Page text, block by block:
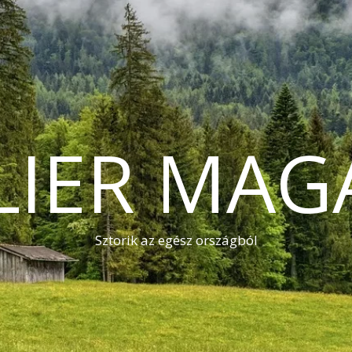
Sztorik az egész országból